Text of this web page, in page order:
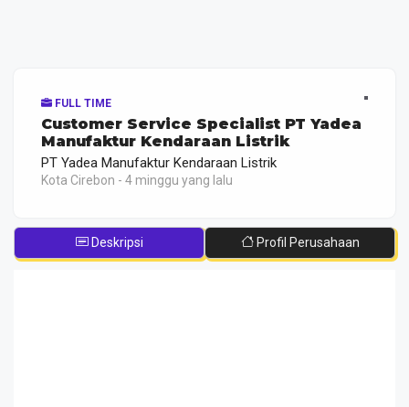
FULL TIME
Customer Service Specialist PT Yadea
Manufaktur Kendaraan Listrik
PT Yadea Manufaktur Kendaraan Listrik
Kota Cirebon - 4 minggu yang lalu
Deskripsi Profil Perusahaan